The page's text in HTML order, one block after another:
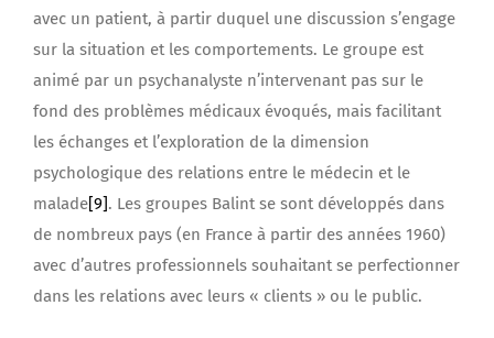
avec un patient, à partir duquel une discussion s’engage
sur la situation et les comportements. Le groupe est
animé par un psychanalyste n’intervenant pas sur le
fond des problèmes médicaux évoqués, mais facilitant
les échanges et l’exploration de la dimension
psychologique des relations entre le médecin et le
malade[9]. Les groupes Balint se sont développés dans
de nombreux pays (en France à partir des années 1960)
avec d’autres professionnels souhaitant se perfectionner
dans les relations avec leurs « clients » ou le public.